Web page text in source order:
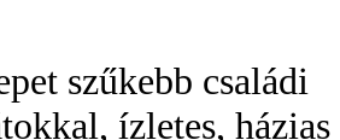
szűkebb családi
ízletes, házias